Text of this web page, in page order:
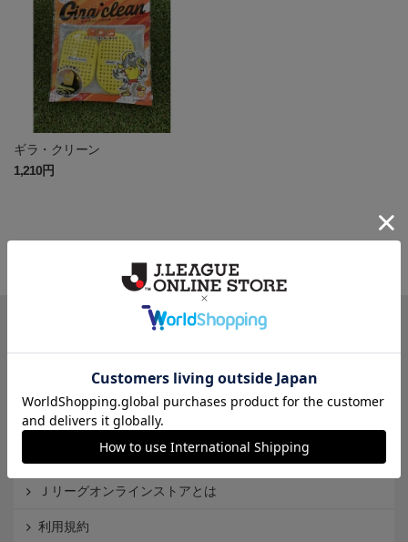
ギラ・クリーン
1,210円
カテゴリから探す
クラブから探す
Ｊ1
インフォメーション
Ｊリーグオンラインストアとは
利用規約